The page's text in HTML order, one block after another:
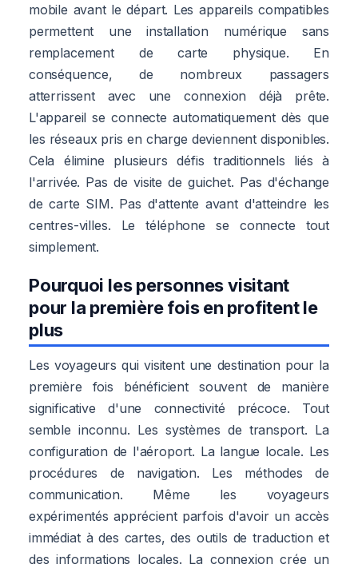
mobile avant le départ. Les appareils compatibles
permettent une installation numérique sans
remplacement de carte physique. En
conséquence, de nombreux passagers
atterrissent avec une connexion déjà prête.
L'appareil se connecte automatiquement dès que
les réseaux pris en charge deviennent disponibles.
Cela élimine plusieurs défis traditionnels liés à
l'arrivée. Pas de visite de guichet. Pas d'échange
de carte SIM. Pas d'attente avant d'atteindre les
centres-villes. Le téléphone se connecte tout
simplement.
Pourquoi les personnes visitant
pour la première fois en profitent le
plus
Les voyageurs qui visitent une destination pour la
première fois bénéficient souvent de manière
significative d'une connectivité précoce. Tout
semble inconnu. Les systèmes de transport. La
configuration de l'aéroport. La langue locale. Les
procédures de navigation. Les méthodes de
communication. Même les voyageurs
expérimentés apprécient parfois d'avoir un accès
immédiat à des cartes, des outils de traduction et
des informations locales. La connexion crée un